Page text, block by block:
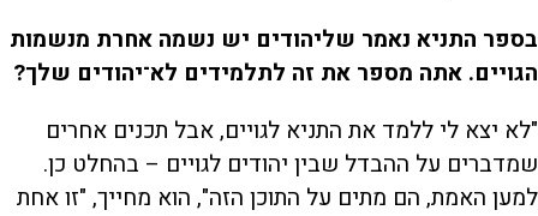
בספר התניא נאמר שליהודים יש נשמה אחרת מנשמות
הגויים. אתה מספר את זה לתלמידים לא־יהודים שלך?
"לא יצא לי ללמד את התניא לגויים, אבל תכנים אחרים
שמדברים על ההבדל שבין יהודים לגויים – בהחלט כן.
למען האמת, הם מתים על התוכן הזה", הוא מחייך, "זו אחת